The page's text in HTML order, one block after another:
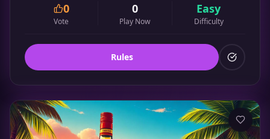
0
Vote
0
Play Now
Easy
Difficulty
Rules